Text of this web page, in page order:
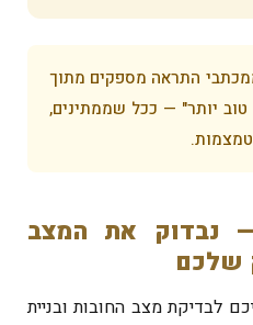
התראה מספקים מתוך
יותר" — ככל שממתינים,
נבדוק את המצב
שלכם
לבדיקת מצב החובות ובניית